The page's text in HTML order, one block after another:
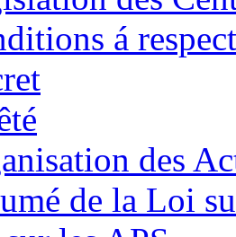
á
des
de la Loi